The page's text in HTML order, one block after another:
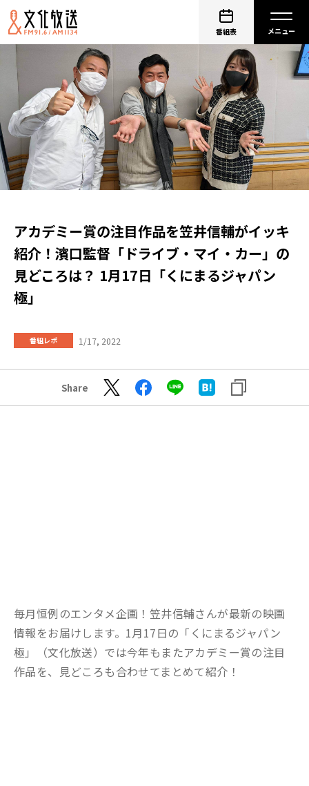
番組表
アカデミー賞の注目作品を笠井信輔がイッキ
紹介！濱口監督「ドライブ・マイ・カー」の
見どころは？ 1月17日「くにまるジャパン
極」
番組レポ 1/17, 2022
Share
毎月恒例のエンタメ企画！笠井信輔さんが最新の映画
情報をお届けします。1月17日の「くにまるジャパン
極」（文化放送）では今年もまたアカデミー賞の注目
作品を、見どころも合わせてまとめて紹介！